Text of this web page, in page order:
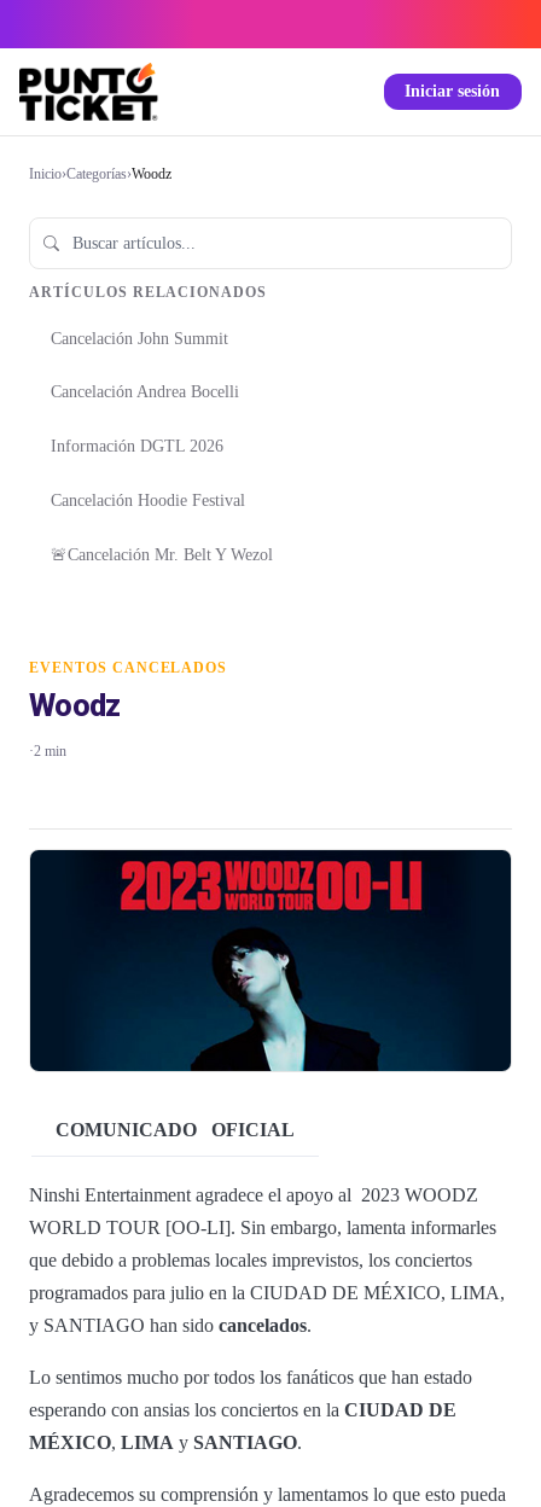
Iniciar sesión
Inicio›Categorías›Woodz
ARTÍCULOS RELACIONADOS
Cancelación John Summit
Cancelación Andrea Bocelli
Información DGTL 2026
Cancelación Hoodie Festival
🚨Cancelación Mr. Belt Y Wezol
EVENTOS CANCELADOS
Woodz
·2 min
COMUNICADO OFICIAL
Ninshi Entertainment agradece el apoyo al 2023 WOODZ
WORLD TOUR [OO-LI]. Sin embargo, lamenta informarles
que debido a problemas locales imprevistos, los conciertos
programados para julio en la CIUDAD DE MÉXICO, LIMA,
y SANTIAGO han sido cancelados.
Lo sentimos mucho por todos los fanáticos que han estado
esperando con ansias los conciertos en la CIUDAD DE
MÉXICO, LIMA y SANTIAGO.
Agradecemos su comprensión y lamentamos lo que esto pueda